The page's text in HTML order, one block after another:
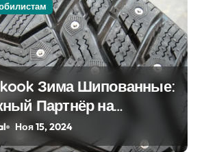
Зима Шипованные:
Партнёр на
Ноя 15, 2024